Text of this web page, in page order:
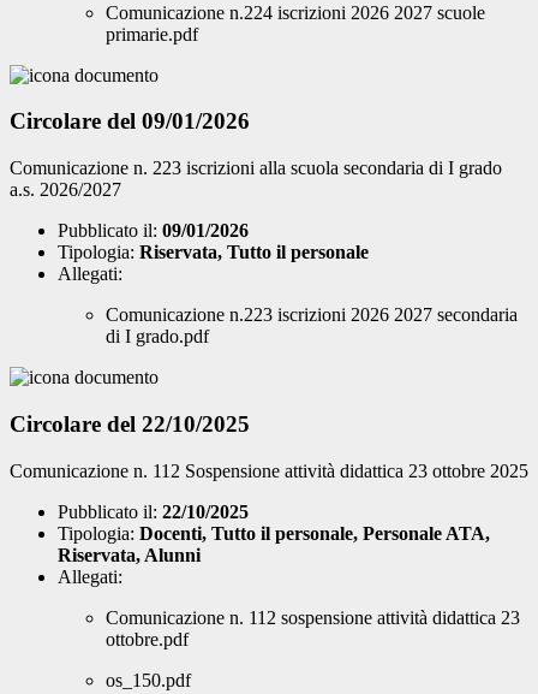
Comunicazione n.224 iscrizioni 2026 2027 scuole
primarie.pdf
Circolare del 09/01/2026
Comunicazione n. 223 iscrizioni alla scuola secondaria di I grado
a.s. 2026/2027
Pubblicato il: 09/01/2026
Tipologia: Riservata, Tutto il personale
Allegati:
Comunicazione n.223 iscrizioni 2026 2027 secondaria
di I grado.pdf
Circolare del 22/10/2025
Comunicazione n. 112 Sospensione attività didattica 23 ottobre 2025
Pubblicato il: 22/10/2025
Tipologia: Docenti, Tutto il personale, Personale ATA,
Riservata, Alunni
Allegati:
Comunicazione n. 112 sospensione attività didattica 23
ottobre.pdf
os_150.pdf